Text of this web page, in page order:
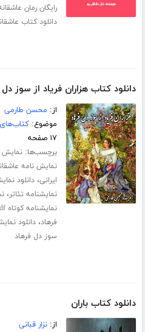
رایگان رمان
دانلود کتاب
دانلود کتاب هزاران فریاد از سوز
از: محسن طارمی
موضوع:کتاب‌های
۱۷ صفحه
برچسب‌ها:نمایش
نمایش نامه
ایرانی،دانلود
نمایشنامه تئاتر،
نمایشنامه کوتاه pdf
فرهاد،دانلود
سوز دل فرهاد
دانلود کتاب باران
از:نزار قبانی